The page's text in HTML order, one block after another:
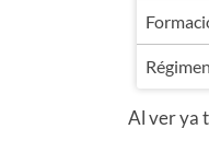
Al ver ya